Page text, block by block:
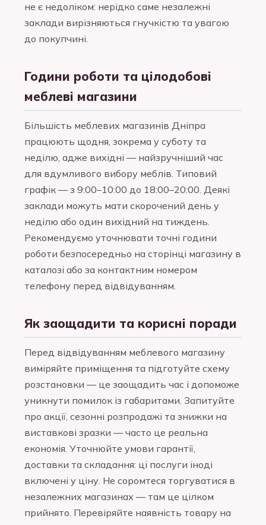
не є недоліком: нерідко саме незалежні
заклади вирізняються гнучкістю та увагою
до покупчині.
Години роботи та цілодобові
меблеві магазини
Більшість меблевих магазинів Дніпра
працюють щодня, зокрема у суботу та
неділю, адже вихідні — найзручніший час
для вдумливого вибору меблів. Типовий
графік — з 9:00–10:00 до 18:00–20:00. Деякі
заклади можуть мати скорочений день у
неділю або один вихідний на тиждень.
Рекомендуємо уточнювати точні години
роботи безпосередньо на сторінці магазину в
каталозі або за контактним номером
телефону перед відвідуванням.
Як заощадити та корисні поради
Перед відвідуванням меблевого магазину
виміряйте приміщення та підготуйте схему
розстановки — це заощадить час і допоможе
уникнути помилок із габаритами. Запитуйте
про акції, сезонні розпродажі та знижки на
виставкові зразки — часто це реальна
економія. Уточнюйте умови гарантії,
доставки та складання: ці послуги іноді
включені у ціну. Не соромтеся торгуватися в
незалежних магазинах — там це цілком
прийнято. Перевіряйте наявність товару на